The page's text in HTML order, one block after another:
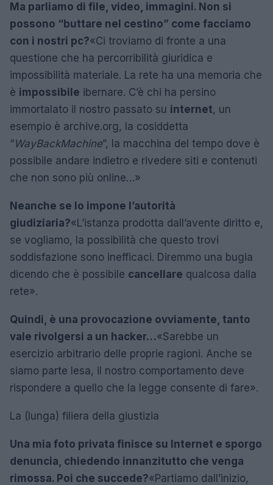
Ma parliamo di file, video, immagini. Non si
possono “buttare nel cestino” come facciamo
con i nostri pc?«Ci troviamo di fronte a una
questione che ha percorribilità giuridica e
impossibilità materiale. La rete ha una memoria che
è impossibile ibernare. C’è chi ha persino
immortalato il nostro passato su internet, un
esempio è archive.org, la cosiddetta
“ WayBackMachine”, la macchina del tempo dove è
possibile andare indietro e rivedere siti e contenuti
che non sono più online…»
Neanche se lo impone l’autorità
giudiziaria?«L’istanza prodotta dall’avente diritto e,
se vogliamo, la possibilità che questo trovi
soddisfazione sono inefficaci. Diremmo una bugia
dicendo che è possibile cancellare qualcosa dalla
rete».
Quindi, è una provocazione ovviamente, tanto
vale rivolgersi a un hacker…«Sarebbe un
esercizio arbitrario delle proprie ragioni. Anche se
siamo parte lesa, il nostro comportamento deve
rispondere a quello che la legge consente di fare».
La (lunga) filiera della giustizia
Una mia foto privata finisce su Internet e sporgo
denuncia, chiedendo innanzitutto che venga
rimossa. Poi che succede?«Partiamo dall’inizio,